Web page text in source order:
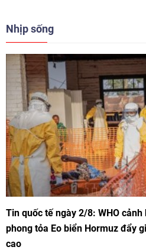
Nhịp sống
Tin quốc tế ngày 2/8: WHO cảnh
phong tỏa Eo biển Hormuz đẩy
cao